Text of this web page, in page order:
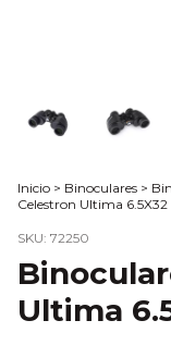
Inicio > Binoculares >
Celestron Ultima 6.5X32
SKU: 72250
Ultima